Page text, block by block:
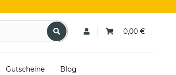
0,00 €
Gutscheine Blog